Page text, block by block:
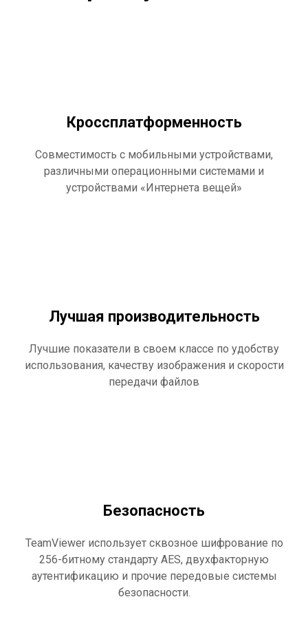
Кроссплатформенность
Совместимость с мобильными устройствами,
различными операционными системами и
устройствами «Интернета вещей»
Лучшая производительность
Лучшие показатели в своем классе по удобству
использования, качеству изображения и скорости
передачи файлов
Безопасность
TeamViewer использует сквозное шифрование по
256-битному стандарту AES, двухфакторную
аутентификацию и прочие передовые системы
безопасности.